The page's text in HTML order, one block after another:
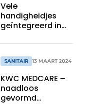
Vele
handigheidjes
geïntegreerd in
SANITAIR 13 MAART 2024
KWC MEDCARE –
naadloos
gevormd